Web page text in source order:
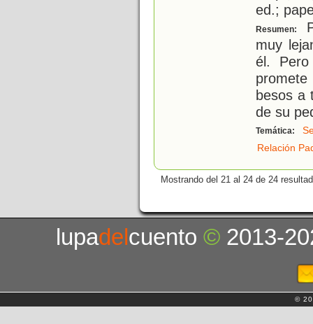
ed.;
Resumen:
muy
él.
besos a
de su
Temática:
Relación
Mostrando del 21 al 24 de 24
lupadelcuento© 2013-
©